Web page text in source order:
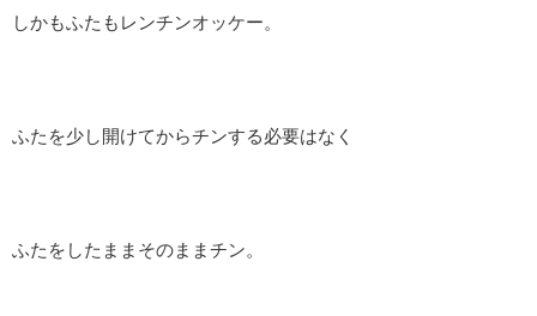
しかもふたもレンチンオッケー。
ふたを少し開けてからチンする必要はなく
ふたをしたままそのままチン。